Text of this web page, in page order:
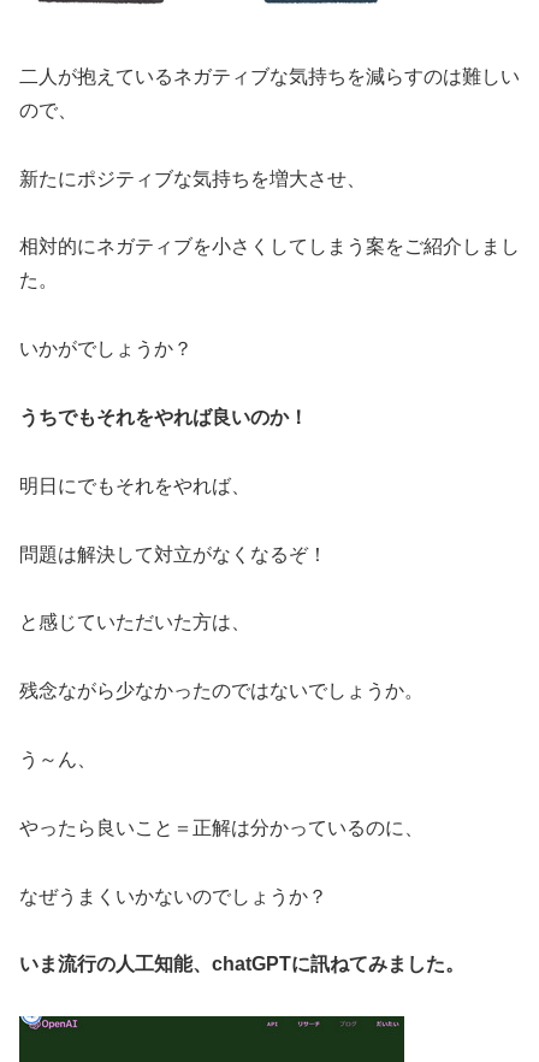
二人が抱えているネガティブな気持ちを減らすのは難しい
ので、
新たにポジティブな気持ちを増大させ、
相対的にネガティブを小さくしてしまう案をご紹介しまし
た。
いかがでしょうか？
うちでもそれをやれば良いのか！
明日にでもそれをやれば、
問題は解決して対立がなくなるぞ！
と感じていただいた方は、
残念ながら少なかったのではないでしょうか。
う～ん、
やったら良いこと＝正解は分かっているのに、
なぜうまくいかないのでしょうか？
いま流行の人工知能、chatGPTに訊ねてみました。